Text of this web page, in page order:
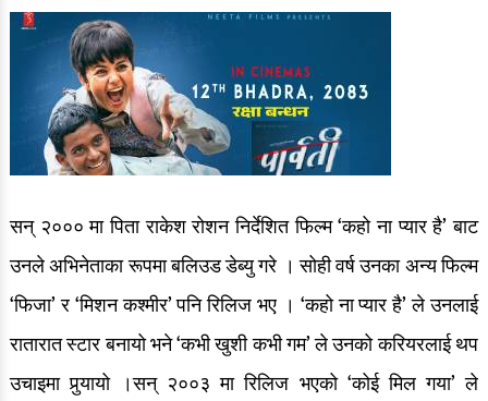
सन् २००० मा पिता राकेश रोशन निर्देशित फिल्म ‘कहो ना प्यार है’ बाट
उनले अभिनेताका रूपमा बलिउड डेब्यु गरे । सोही वर्ष उनका अन्य फिल्म
‘फिजा’ र ‘मिशन कश्मीर’ पनि रिलिज भए । ‘कहो ना प्यार है’ ले उनलाई
रातारात स्टार बनायो भने ‘कभी खुशी कभी गम’ ले उनको करियरलाई थप
उचाइमा पुर्‍यायो ।सन् २००३ मा रिलिज भएको ‘कोई मिल गया’ ले